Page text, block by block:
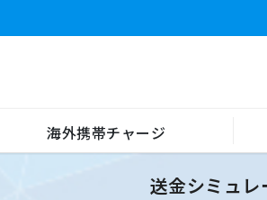
海外携帯チャージ
送金シミュレ